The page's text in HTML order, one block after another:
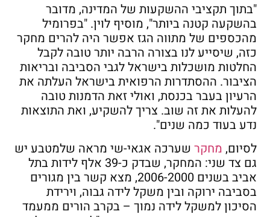
"בתוך תקציבי ההשקעות של המדינה, מדובר
בהשקעה קטנה ביותר", מוסיף לוין. "בפרומיל
מהכספים של מתווה הגז אפשר היה להרים מחקר
כזה, שיסייע לנו בצורה הרבה יותר טובה לקבל
החלטות מושכלות בישראל לגבי הסביבה ובריאות
הציבור. ההסתדרות הרפואית בישראל העלתה את
הרעיון בעבר בכנסת, ואולי זאת הדמנות טובה
להעלות את זה שוב. צריך להשקיע, ואת התוצאות
נדע בעוד כמה שנים".
לסיום, מחקרשערכה אגאי-שי מראה שלמטבע יש
גם צד שני: המחקר, שבדק כ-39 אלף לידות בתל
אביב בשנים 2006-2000, מצא קשר בין מגורים
בסביבה ירוקה ובין משקל לידה גבוה, וירידת
הסיכון למשקל לידה נמוך – בקרב הורים ממעמד